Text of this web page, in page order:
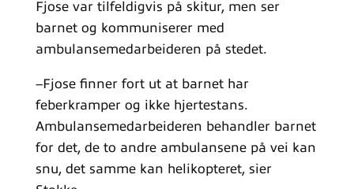
Fjose var tilfeldigvis på skitur, men ser
barnet og kommuniserer med
ambulansemedarbeideren på stedet.
–Fjose finner fort ut at barnet har
feberkramper og ikke hjertestans.
Ambulansemedarbeideren behandler barnet
for det, de to andre ambulansene på vei kan
snu, det samme kan helikopteret, sier